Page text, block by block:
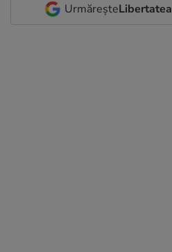
UrmăreșteLibertatea